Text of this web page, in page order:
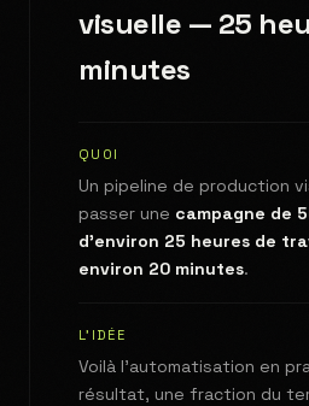
visuelle — 25
minutes
QUOI
Un pipeline de production
passer une campagne de
d'environ 25 heures de
environ 20 minutes.
L'IDÉE
Voilà l'automatisation en
résultat, une fraction du